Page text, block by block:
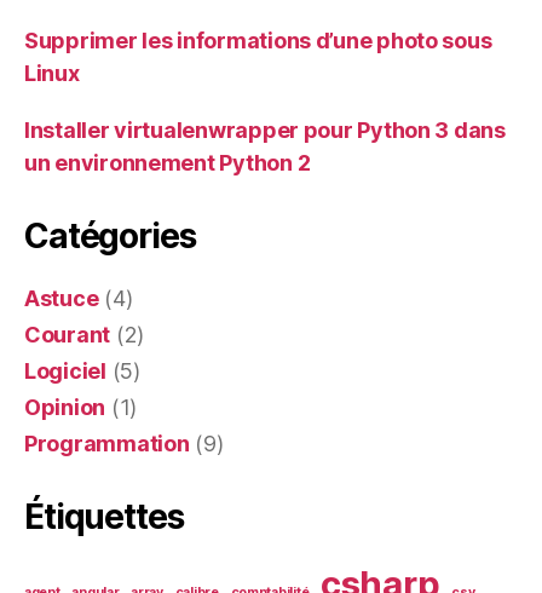
Supprimer les informations d’une photo sous
Linux
Installer virtualenwrapper pour Python 3 dans
un environnement Python 2
Catégories
Astuce(4)
Courant (2)
Logiciel (5)
Opinion (1)
Programmation (9)
Étiquettes
csharp